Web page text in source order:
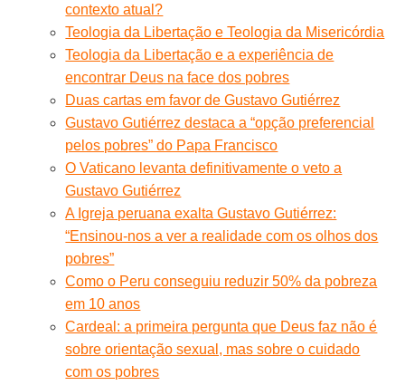
contexto atual?
Teologia da Libertação e Teologia da Misericórdia
Teologia da Libertação e a experiência de
encontrar Deus na face dos pobres
Duas cartas em favor de Gustavo Gutiérrez
Gustavo Gutiérrez destaca a “opção preferencial
pelos pobres” do Papa Francisco
O Vaticano levanta definitivamente o veto a
Gustavo Gutiérrez
A Igreja peruana exalta Gustavo Gutiérrez:
“Ensinou-nos a ver a realidade com os olhos dos
pobres”
Como o Peru conseguiu reduzir 50% da pobreza
em 10 anos
Cardeal: a primeira pergunta que Deus faz não é
sobre orientação sexual, mas sobre o cuidado
com os pobres